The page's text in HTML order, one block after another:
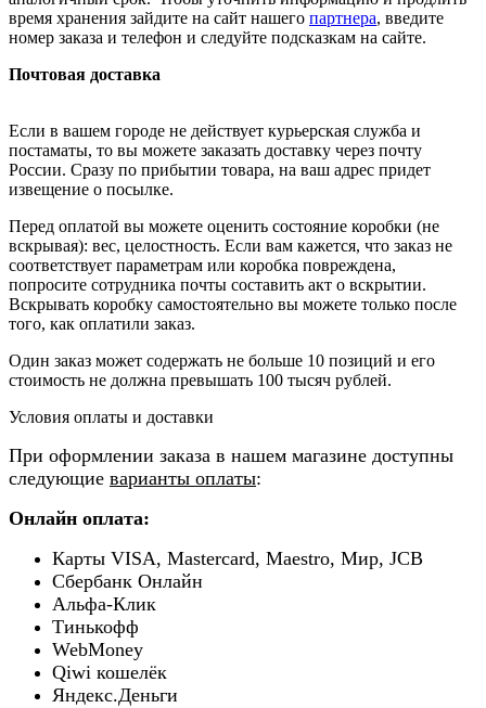
время хранения зайдите на сайт нашего партнера, введите
номер заказа и телефон и следуйте подсказкам на сайте.
Почтовая доставка
Если в вашем городе не действует курьерская служба и
постаматы, то вы можете заказать доставку через почту
России. Сразу по прибытии товара, на ваш адрес придет
извещение о посылке.
Перед оплатой вы можете оценить состояние коробки (не
вскрывая): вес, целостность. Если вам кажется, что заказ не
соответствует параметрам или коробка повреждена,
попросите сотрудника почты составить акт о вскрытии.
Вскрывать коробку самостоятельно вы можете только после
того, как оплатили заказ.
Один заказ может содержать не больше 10 позиций и его
стоимость не должна превышать 100 тысяч рублей.
Условия оплаты и доставки
При оформлении заказа в нашем магазине доступны
следующие варианты оплаты:
Онлайн оплата:
Карты VISA, Mastercard, Maestro, Мир, JCB
Сбербанк Онлайн
Альфа-Клик
Тинькофф
WebMoney
Qiwi кошелёк
Яндекс.Деньги